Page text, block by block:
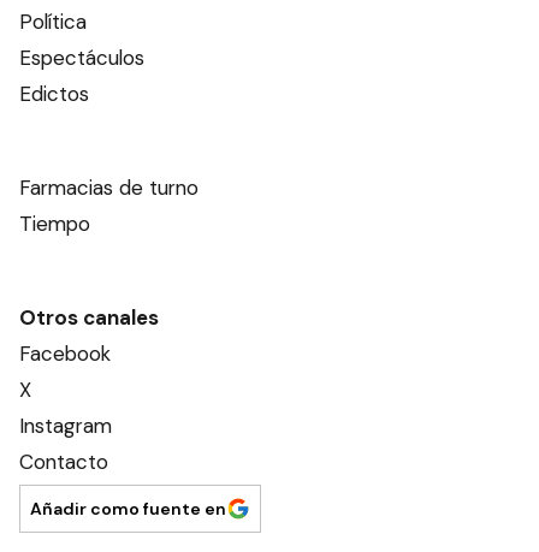
Política
Espectáculos
Edictos
Farmacias de turno
Tiempo
Otros canales
Facebook
X
Instagram
Contacto
Añadir como fuente en